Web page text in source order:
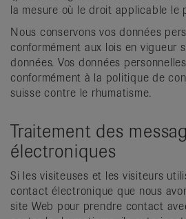
la mesure où le droit applicable le
Nous conservons vos données
conformément aux lois en vigueur
données. Vos données
conformément à la politique de
suisse contre le rhumatisme.
Traitement des
électroniques
Si les visiteuses et les visiteurs
contact électronique que nous
site Web pour prendre contact